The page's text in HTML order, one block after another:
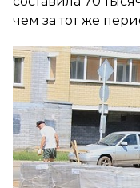
чем за тот же